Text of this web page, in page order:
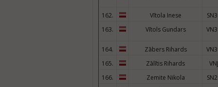
162. Vītola Inese
163.
Vītols Gundars
164. Zābers Rihards
165.
Zālītis Rihards
VNJ
166.
Zemite Nikola